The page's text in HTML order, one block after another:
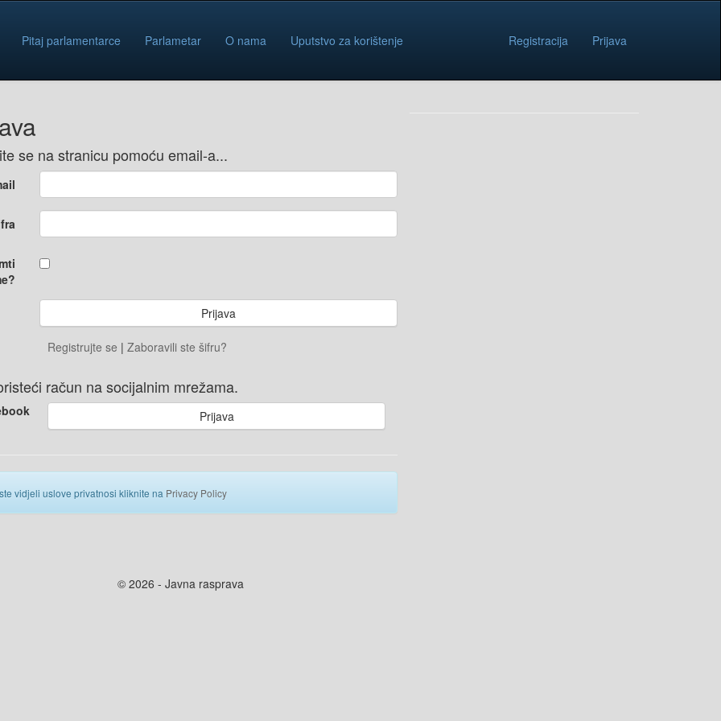
Pitaj parlamentarce Parlametar O nama Uputstvo za korištenje Registracija Prijava
se na stranicu pomoću email-a...
Registrujte se | Zaboravili ste šifru?
račun na socijalnim mrežama.
Prijava
vidjeli uslove privatnosi kliknite na Privacy Policy
© 2026 - Javna rasprava